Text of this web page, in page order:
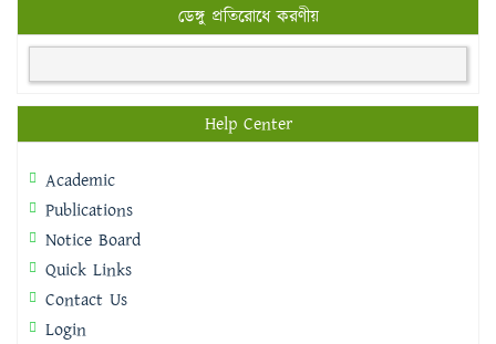
ডেঙ্গু প্রতিরোধে করণীয়
Help Center
Academic
Publications
Notice Board
Quick Links
Contact Us
Login